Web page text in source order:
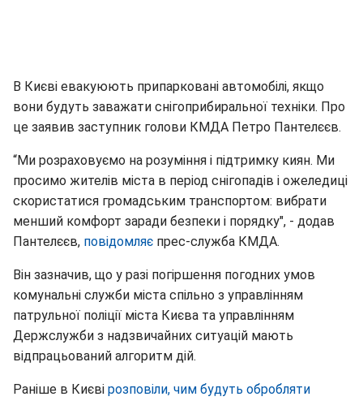
В Києві евакуюють припарковані автомобілі, якщо
вони будуть заважати снігоприбиральної техніки. Про
це заявив заступник голови КМДА Петро Пантелєєв.
“Ми розраховуємо на розуміння і підтримку киян. Ми
просимо жителів міста в період снігопадів і ожеледиці
скористатися громадським транспортом: вибрати
менший комфорт заради безпеки і порядку", - додав
Пантелєєв, повідомляє прес-служба КМДА.
Він зазначив, що у разі погіршення погодних умов
комунальні служби міста спільно з управлінням
патрульної поліції міста Києва та управлінням
Держслужби з надзвичайних ситуацій мають
відпрацьований алгоритм дій.
Раніше в Києві розповіли, чим будуть обробляти